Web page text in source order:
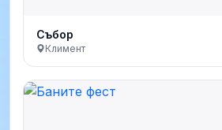
Събор
Климент